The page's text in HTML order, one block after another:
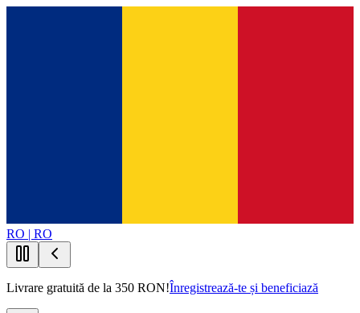
RO | RO
Livrare gratuită de la 350 RON!Înregistrează-te și beneficiază